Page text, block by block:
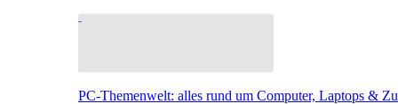
PC-Themenwelt: alles rund um Computer, Laptops &